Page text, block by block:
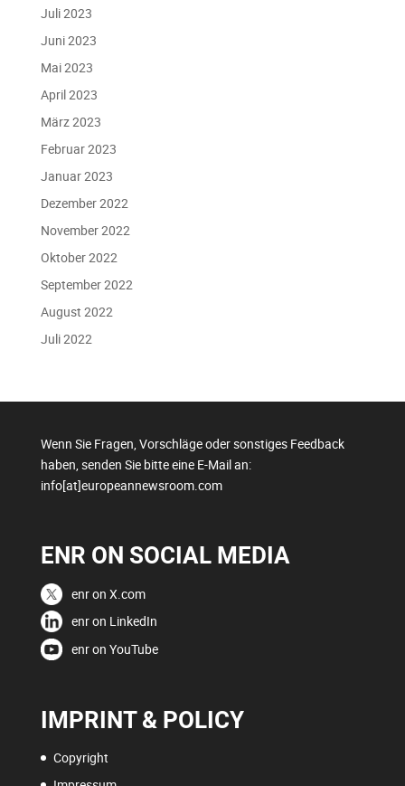
Juli 2023
Juni 2023
Mai 2023
April 2023
März 2023
Februar 2023
Januar 2023
Dezember 2022
November 2022
Oktober 2022
September 2022
August 2022
Juli 2022
Wenn Sie Fragen, Vorschläge oder sonstiges Feedback
haben, senden Sie bitte eine E-Mail an:
info[at]europeannewsroom.com
ENR ON SOCIAL MEDIA
enr on X.com
enr on LinkedIn
enr on YouTube
IMPRINT & POLICY
Copyright